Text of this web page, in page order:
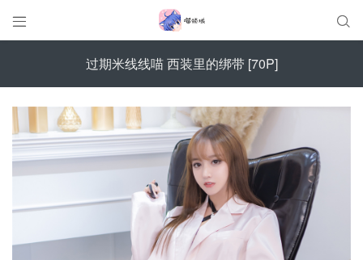
 
过期米线线喵 西装里的绑带 [70P]